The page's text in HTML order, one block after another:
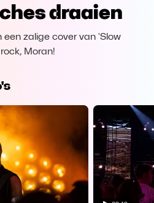
Download
draaien
een zalige cover van 'Slow
Moran!